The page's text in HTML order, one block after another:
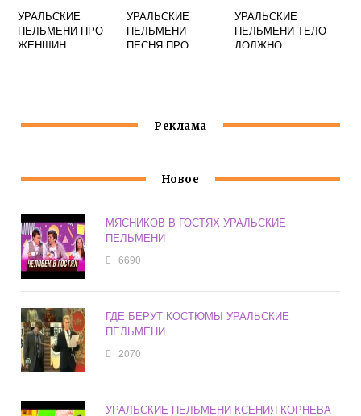
УРАЛЬСКИЕ
ПЕЛЬМЕНИ ПРО
ЖЕНЩИН
УРАЛЬСКИЕ
ПЕЛЬМЕНИ
ПЕСНЯ ПРО
УРАЛЬСКИЕ
ПЕЛЬМЕНИ ТЕЛО
ДОЛЖНО
Реклама
Новое
МЯСНИКОВ В ГОСТЯХ УРАЛЬСКИЕ
ПЕЛЬМЕНИ
6690
ГДЕ БЕРУТ КОСТЮМЫ УРАЛЬСКИЕ
ПЕЛЬМЕНИ
2070
УРАЛЬСКИЕ ПЕЛЬМЕНИ КСЕНИЯ КОРНЕВА